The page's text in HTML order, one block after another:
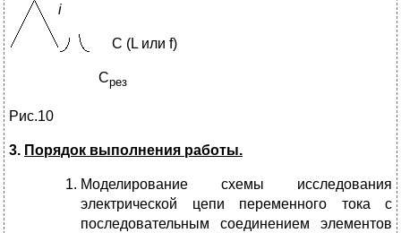
i
С (L или f)
Cрез
Рис.10
3. Порядок выполнения работы.
Моделирование схемы исследования
электрической цепи переменного тока с
последовательным соединением элементов